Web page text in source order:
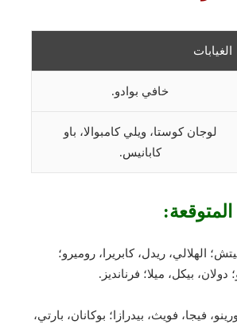
الغيابات
خافي بوادو.
لوجان كوستا، ويلي كامبوالا، باو
كابانيس.
الهلالي، ريدل، كابريرا، روميرو؛
دولان، بيكل، ميلا؛ فرنانديز.
فيجا، فويث، بيدرازا؛ بوكانان، بارتي،